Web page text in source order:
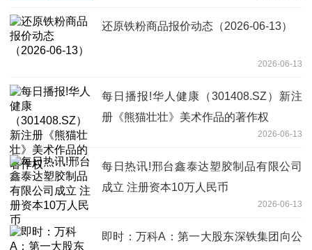
还原铁粉商品报价动态（2026-06-13）
2026-06-13
每日播报!华人健康（301408.SZ）新注
册《熊猫壮壮》美术作品的著作权
2026-06-13
每日热讯!邢台鑫泰达塑胶制品有限公司
成立 注册资本10万人民币
2026-06-13
即时：万科A：第一大股东深铁集团向公